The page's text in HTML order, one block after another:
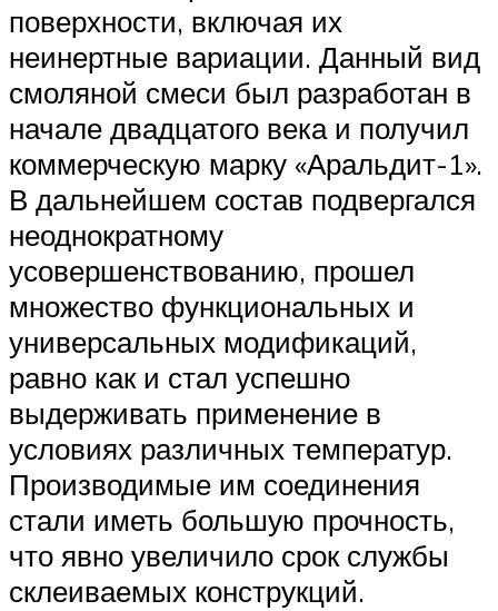
поверхности, включая их
неинертные вариации. Данный вид
смоляной смеси был разработан в
начале двадцатого века и получил
коммерческую марку «Аральдит-1».
В дальнейшем состав подвергался
неоднократному
усовершенствованию, прошел
множество функциональных и
универсальных модификаций,
равно как и стал успешно
выдерживать применение в
условиях различных температур.
Производимые им соединения
стали иметь большую прочность,
что явно увеличило срок службы
склеиваемых конструкций.